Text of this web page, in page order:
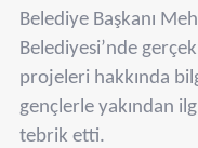
Belediye Başkanı
Belediyesi’nde
projeleri hakkında
gençlerle yakından
tebrik etti.